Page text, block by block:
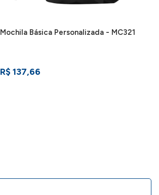
Mochila Básica Personalizada - MC321
R$ 137,66